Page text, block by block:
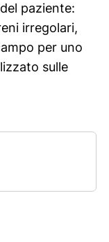
paziente:
irregolari,
per uno
sulle